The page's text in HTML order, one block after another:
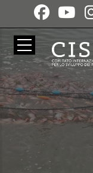
Pasar al contenido